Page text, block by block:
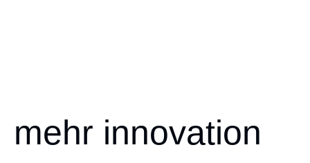
mehr innovation